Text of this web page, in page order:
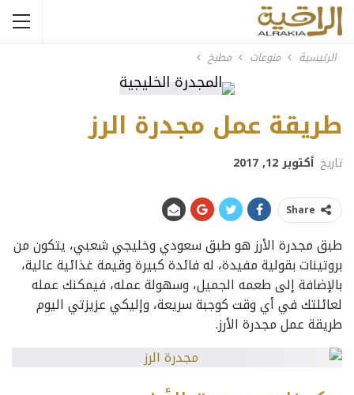
الرئيسية منوعات مطبخ
طريقة عمل مجدرة الرز
تاريخ أكتوبر 12, 2017
Share
طبق مجدرة الأرز هو طبق سعودي وخليجي شعبي، يتكون من
بروتينات بقولية مفيدة، له فائدة كبيرة وقيمة غذائية عالية،
بالإضافة إلى طعمه الجميل، وسهولة عمله، فيمكنك عمله
لعائلتك في أي وقت كوجبة سريعة، وإليكي عزيزتي اليوم
طريقة عمل مجدرة الأرز.